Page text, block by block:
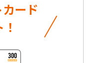
ード